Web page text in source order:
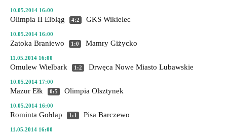
10.05.2014 16:00
Olimpia II Elbląg 4:2 GKS Wikielec
10.05.2014 16:00
Zatoka Braniewo 1:0 Mamry Giżycko
11.05.2014 16:00
Omulew Wielbark 1:2 Drwęca Nowe Miasto Lubawskie
10.05.2014 17:00
Mazur Ełk 0:5 Olimpia Olsztynek
10.05.2014 16:00
Rominta Gołdap 1:1 Pisa Barczewo
11.05.2014 16:00